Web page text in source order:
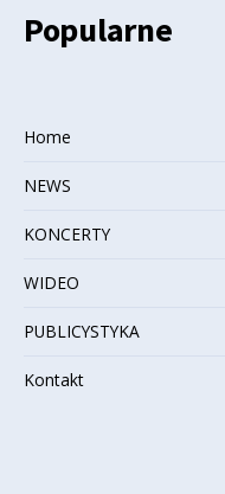
Popularne
Home
NEWS
KONCERTY
WIDEO
PUBLICYSTYKA
Kontakt